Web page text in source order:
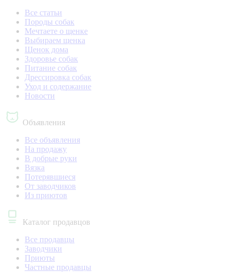
Все статьи
Породы собак
Мечтаете о щенке
Выбираем щенка
Щенок дома
Здоровье собак
Питание собак
Дрессировка собак
Уход и содержание
Новости
Объявления
Все объявления
На продажу
В добрые руки
Вязка
Потерявшиеся
От заводчиков
Из приютов
Каталог продавцов
Все продавцы
Заводчики
Приюты
Частные продавцы